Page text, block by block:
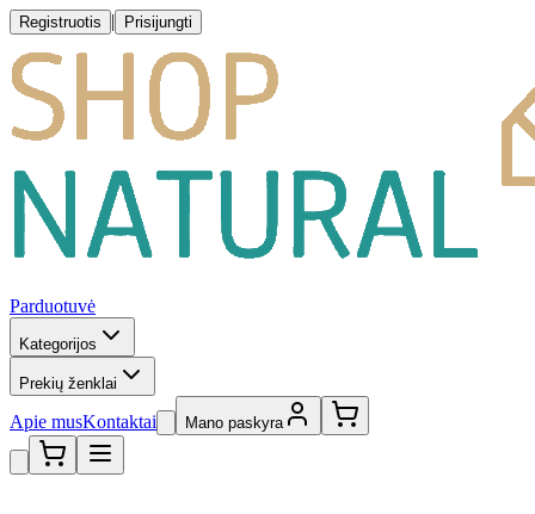
Registruotis | Prisijungti
Parduotuvė
Kategorijos
Prekių ženklai
Apie musKontaktai Mano paskyra